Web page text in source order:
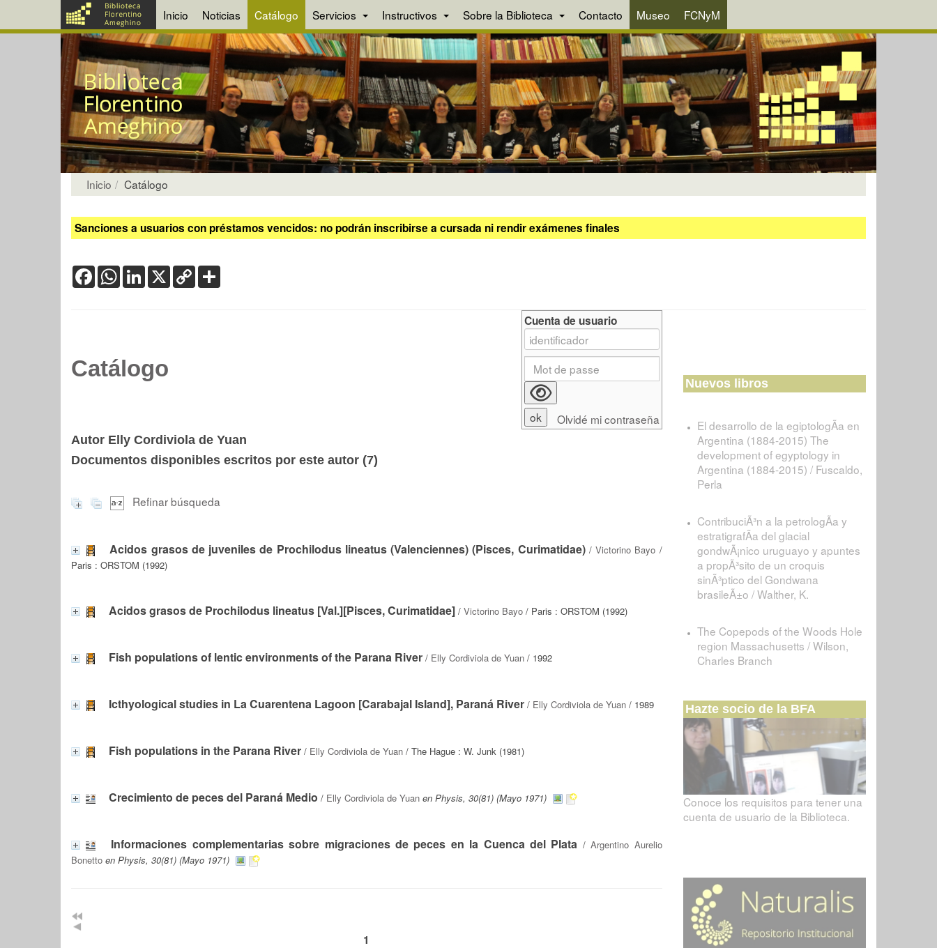
Inicio Noticias Catálogo Servicios Instructivos Sobre la Biblioteca Contacto Museo FCNyM
Inicio Catálogo
Sanciones a usuarios con préstamos vencidos: no podrán inscribirse a cursada ni rendir exámenes finales
FacebookWhatsApp
LinkedIn
X Copy
Link
Catálogo
Autor Elly Cordiviola de Yuan
Documentos disponibles escritos por este autor (7)
Refinar búsqueda
Acidos grasos de juveniles de Prochilodus lineatus (Valenciennes) (Pisces, Curimatidae)/ Victorino Bayo /
Paris : ORSTOM (1992)
Acidos grasos de Prochilodus lineatus [Val.][Pisces, Curimatidae] / Victorino Bayo / Paris : ORSTOM (1992)
Fish populations of lentic environments of the Parana River / Elly Cordiviola de Yuan / 1992
Icthyological studies in La Cuarentena Lagoon [Carabajal Island], Paraná River / Elly Cordiviola de Yuan / 1989
Fish populations in the Parana River / Elly Cordiviola de Yuan / The Hague : W. Junk (1981)
Crecimiento de peces del Paraná Medio / Elly Cordiviola de Yuan en Physis, 30(81) (Mayo 1971)
Informaciones complementarias sobre migraciones de peces en la Cuenca del Plata /Argentino Aurelio
Bonetto en Physis, 30(81) (Mayo 1971)
1
Cuenta de usuario
Olvidé mi contraseña
Nuevos libros
El desarrollo de la egiptologÃ­a en
Argentina (1884-2015) The
development of egyptology in
Argentina (1884-2015) / Fuscaldo,
Perla
ContribuciÃ³n a la petrologÃ­a y
estratigrafÃ­a del glacial
gondwÃ¡nico uruguayo y apuntes
a propÃ³sito de un croquis
sinÃ³ptico del Gondwana
brasileÃ±o / Walther, K.
The Copepods of the Woods Hole
region Massachusetts / Wilson,
Charles Branch
Hazte socio de la BFA
Conoce los requisitos para tener una
cuenta de usuario de la Biblioteca.